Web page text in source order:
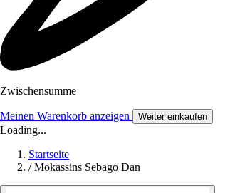
Zwischensumme
Meinen Warenkorb anzeigen Weiter einkaufen
Loading...
Startseite
/ Mokassins Sebago Dan